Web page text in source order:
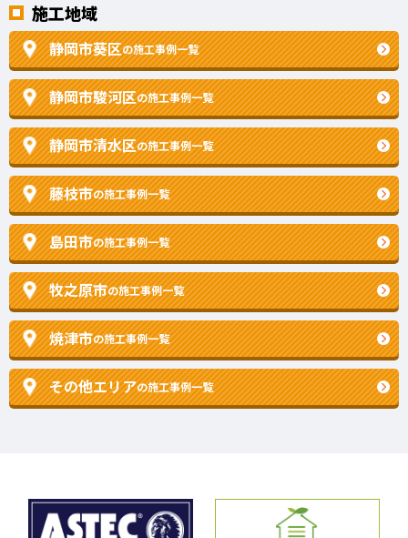
施工地域
静岡市葵区の施工事例一覧
静岡市駿河区の施工事例一覧
静岡市清水区の施工事例一覧
藤枝市の施工事例一覧
島田市の施工事例一覧
牧之原市の施工事例一覧
焼津市の施工事例一覧
その他エリアの施工事例一覧